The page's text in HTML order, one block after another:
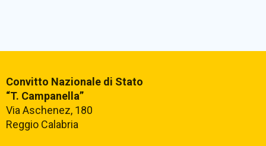
Convitto Nazionale di Stato
“T. Campanella”
Via Aschenez, 180
Reggio Calabria